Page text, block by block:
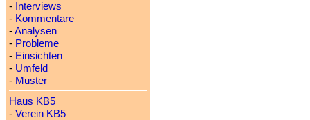
- Interviews
- Kommentare
-Analysen
- Probleme
- Einsichten
- Umfeld
- Muster
Haus KB5
- Verein KB5